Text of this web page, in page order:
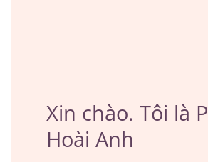
Xin chào. Tôi là
Hoài Anh